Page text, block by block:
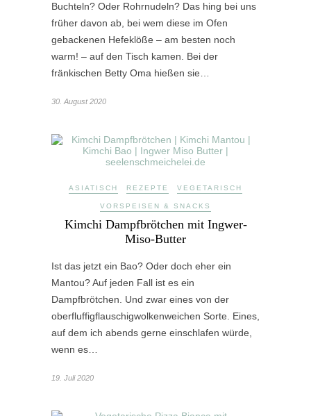
Buchteln? Oder Rohrnudeln? Das hing bei uns
früher davon ab, bei wem diese im Ofen
gebackenen Hefeklöße – am besten noch
warm! – auf den Tisch kamen. Bei der
fränkischen Betty Oma hießen sie…
30. August 2020
ASIATISCH REZEPTE VEGETARISCH
VORSPEISEN & SNACKS
Kimchi Dampfbrötchen mit Ingwer-
Miso-Butter
Ist das jetzt ein Bao? Oder doch eher ein
Mantou? Auf jeden Fall ist es ein
Dampfbrötchen. Und zwar eines von der
oberfluffigflauschigwolkenweichen Sorte. Eines,
auf dem ich abends gerne einschlafen würde,
wenn es…
19. Juli 2020